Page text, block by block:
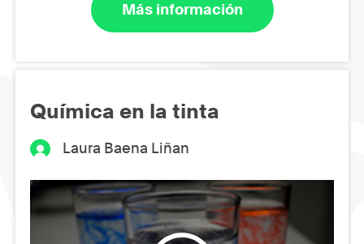
Más información
Química en la tinta
Laura Baena Liñan